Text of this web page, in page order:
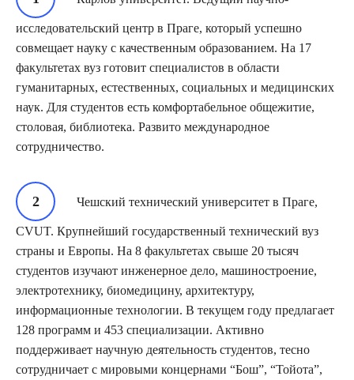
исследовательский центр в Праге, который успешно
совмещает науку с качественным образованием. На 17
факультетах вуз готовит специалистов в области
гуманитарных, естественных, социальных и медицинских
наук. Для студентов есть комфортабельное общежитие,
столовая, библиотека. Развито международное
сотрудничество.
Чешский технический университет в Праге,
CVUT. Крупнейший государственный технический вуз
страны и Европы. На 8 факультетах свыше 20 тысяч
студентов изучают инженерное дело, машиностроение,
электротехнику, биомедицину, архитектуру,
информационные технологии. В текущем году предлагает
128 программ и 453 специализации. Активно
поддерживает научную деятельность студентов, тесно
сотрудничает с мировыми концернами “Бош”, “Тойота”,